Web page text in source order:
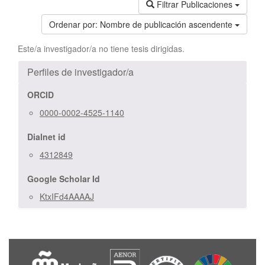
Filtrar Publicaciones
Ordenar por: Nombre de publicación ascendente
Este/a investigador/a no tiene tesis dirigidas.
Perfiles de investigador/a
ORCID
0000-0002-4525-1140
Dialnet id
4312849
Google Scholar Id
KtxIFd4AAAAJ